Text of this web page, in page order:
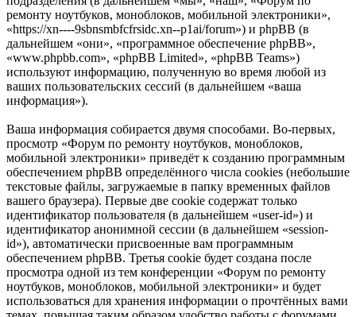
ремонту ноутбуков, моноблоков, мобильной электроники»,
«https://xn----9sbnsmbfcfrsidc.xn--p1ai/forum») и phpBB (в
дальнейшем «они», «программное обеспечение phpBB»,
«www.phpbb.com», «phpBB Limited», «phpBB Teams»)
используют информацию, полученную во время любой из
ваших пользовательских сессий (в дальнейшем «ваша
информация»).
Ваша информация собирается двумя способами. Во-первых,
просмотр «Форум по ремонту ноутбуков, моноблоков,
мобильной электроники» приведёт к созданию программным
обеспечением phpBB определённого числа cookies (небольшие
текстовые файлы, загружаемые в папку временных файлов
вашего браузера). Первые две cookie содержат только
идентификатор пользователя (в дальнейшем «user-id») и
идентификатор анонимной сессии (в дальнейшем «session-
id»), автоматически присвоенные вам программным
обеспечением phpBB. Третья cookie будет создана после
просмотра одной из тем конференции «Форум по ремонту
ноутбуков, моноблоков, мобильной электроники» и будет
использоваться для хранения информации о прочтённых вами